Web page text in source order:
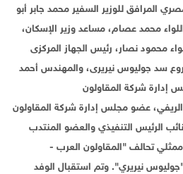
المرافق للوزير السفير محمد جابر أبو
محمد عصام، مساعد وزير الإسكان،
محمود نصار، رئيس الجهاز المركزى
سد جوليوس نيريرى، والمهندس أحمد
إدارة شركة المقاولون
عضو مجلس إدارة شركة المقاولون
الرئيس التنفيذي والعضو المنتدب
تحالف "المقاولون العرب -
نيريري". وتم استقبال الوفد